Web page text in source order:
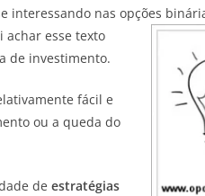
interessando nas opções
achar esse texto
de investimento.
fácil e
ou a queda do
de estratégias